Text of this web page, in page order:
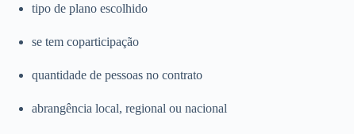
tipo de plano escolhido
se tem coparticipação
quantidade de pessoas no contrato
abrangência local, regional ou nacional